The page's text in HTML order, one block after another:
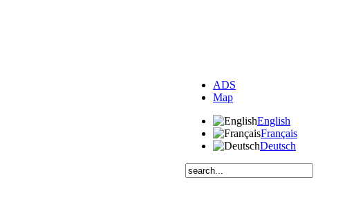
ADS
Map
English
Français
Deutsch